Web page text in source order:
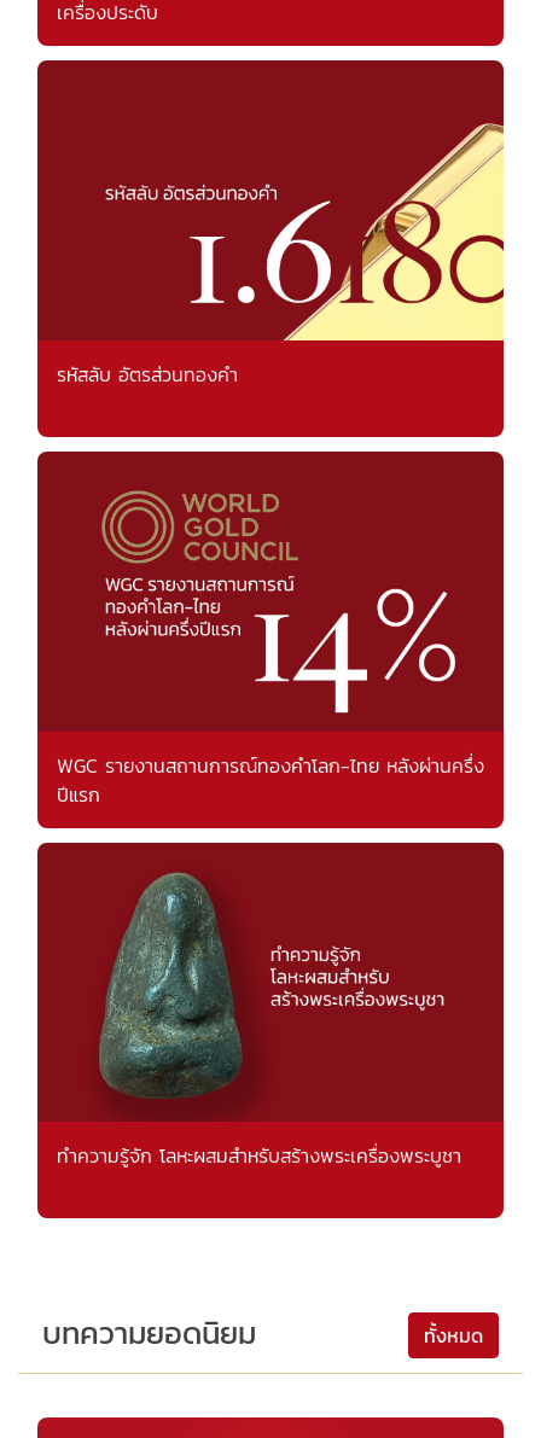
เครื่องประดับ
รหัสลับ อัตรส่วนทองคำ
WGC รายงานสถานการณ์ทองคำโลก-ไทย หลังผ่านครึ่ง
ปีแรก
ทำความรู้จัก โลหะผสมสำหรับสร้างพระเครื่องพระบูชา
บทความยอดนิยม ทั้งหมด